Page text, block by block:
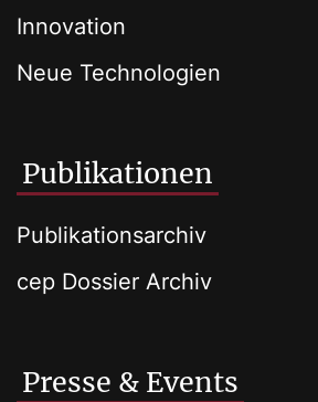
Innovation
Neue Technologien
Publikationen
Publikationsarchiv
cep Dossier Archiv
Presse & Events